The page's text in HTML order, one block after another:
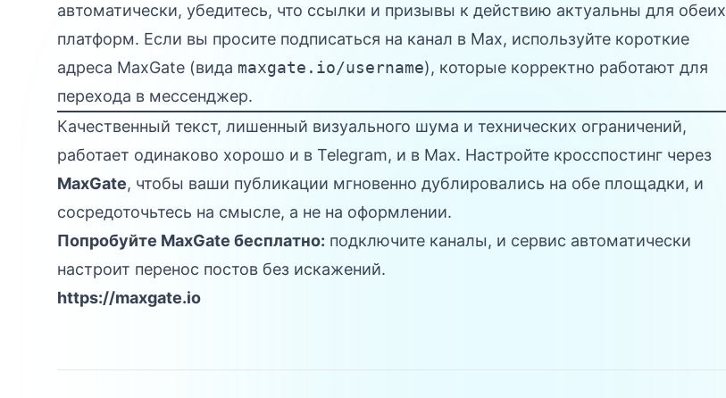
автоматически, убедитесь, что ссылки и призывы к действию актуальны для обеих
платформ. Если вы просите подписаться на канал в Max, используйте короткие
адреса MaxGate (вида maxgate.io/username), которые корректно работают для
перехода в мессенджер.
Качественный текст, лишенный визуального шума и технических ограничений,
работает одинаково хорошо и в Telegram, и в Max. Настройте кросспостинг через
MaxGate, чтобы ваши публикации мгновенно дублировались на обе площадки, и
сосредоточьтесь на смысле, а не на оформлении.
Попробуйте MaxGate бесплатно: подключите каналы, и сервис автоматически
настроит перенос постов без искажений.
https://maxgate.io